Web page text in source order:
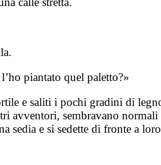
piantato quel paletto?»
e saliti i pochi gradini di
avventori, sembravano
sedia e si sedette di fronte a